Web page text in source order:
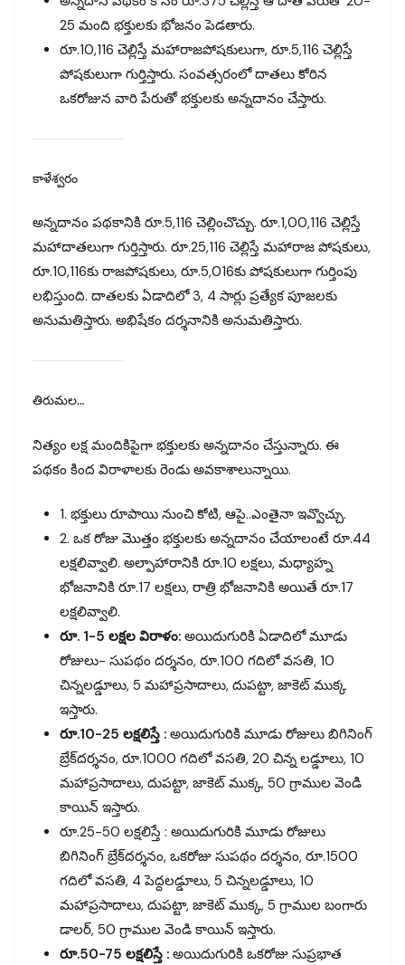
25 మంది భక్తులకు భోజనం పెడతారు.
రూ.10,116 చెల్లిస్తే మహారాజపోషకులుగా, రూ.5,116 చెల్లిస్తే
పోషకులుగా గుర్తిస్తారు. సంవత్సరంలో దాతలు కోరిన
ఒకరోజున వారి పేరుతో భక్తులకు అన్నదానం చేస్తారు.
కాళేశ్వరం
అన్నదానం పథకానికి రూ.5,116 చెల్లించొచ్చు. రూ.1,00,116 చెల్లిస్తే
మహాదాతలుగా గుర్తిస్తారు. రూ.25,116 చెల్లిస్తే మహారాజ పోషకులు,
రూ.10,116కు రాజపోషకులు, రూ.5,016కు పోషకులుగా గుర్తింపు
లభిస్తుంది. దాతలకు ఏడాదిలో 3, 4 సార్లు ప్రత్యేక పూజలకు
అనుమతిస్తారు. అభిషేకం దర్శనానికి అనుమతిస్తారు.
తిరుమల…
నిత్యం లక్ష మందికిపైగా భక్తులకు అన్నదానం చేస్తున్నారు. ఈ
పథకం కింద విరాళాలకు రెండు అవకాశాలున్నాయి.
1. భక్తులు రూపాయి నుంచి కోటి, ఆపై..ఎంతైనా ఇవ్వొచ్చు.
2. ఒక రోజు మొత్తం భక్తులకు అన్నదానం చేయాలంటే రూ.44
లక్షలివ్వాలి. అల్పాహారానికి రూ.10 లక్షలు, మధ్యాహ్న
భోజనానికి రూ.17 లక్షలు, రాత్రి భోజనానికి అయితే రూ.17
లక్షలివ్వాలి.
రూ. 1-5 లక్షల విరాళం: అయిదుగురికి ఏడాదిలో మూడు
రోజులు- సుపథం దర్శనం, రూ.100 గదిలో వసతి, 10
చిన్నలడ్డూలు, 5 మహాప్రసాదాలు, దుపట్టా, జాకెట్‌ ముక్క
ఇస్తారు.
రూ.10-25 లక్షలిస్తే : అయిదుగురికి మూడు రోజులు బిగినింగ్‌
బ్రేక్‌దర్శనం, రూ.1000 గదిలో వసతి, 20 చిన్న లడ్డూలు, 10
మహాప్రసాదాలు, దుపట్టా, జాకెట్‌ ముక్క, 50 గ్రాముల వెండి
కాయిన్‌ ఇస్తారు.
రూ.25-50 లక్షలిస్తే : అయిదుగురికి మూడు రోజులు
బిగినింగ్‌ బ్రేక్‌దర్శనం, ఒకరోజు సుపథం దర్శనం, రూ.1500
గదిలో వసతి, 4 పెద్దలడ్డూలు, 5 చిన్నలడ్డూలు, 10
మహాప్రసాదాలు, దుపట్టా, జాకెట్‌ ముక్క, 5 గ్రాముల బంగారు
డాలర్, 50 గ్రాముల వెండి కాయిన్‌ ఇస్తారు.
రూ.50-75 లక్షలిస్తే : అయిదుగురికి ఒకరోజు సుప్రభాత